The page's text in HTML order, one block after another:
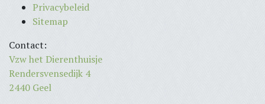
Privacybeleid
Sitemap
Contact:
Vzw het Dierenthuisje
Rendersvensedijk 4
2440 Geel